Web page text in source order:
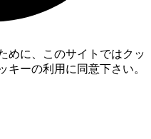
めに、このサイトではクッ
キーの利用に同意下さい。